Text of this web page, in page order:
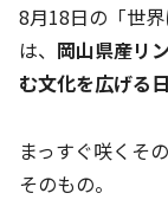
8月18日の「世
は、 岡山県産リ
む文化を広げる日
まっすぐ咲くそ
そのもの。